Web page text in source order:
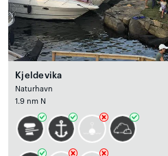
Kjeldevika
Naturhavn
1.9 nm N